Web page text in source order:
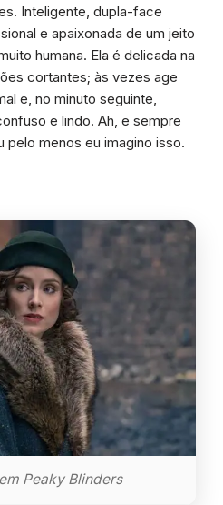
Inteligente, dupla-face
e apaixonada de um jeito
humana. Ela é delicada na
cortantes; às vezes age
e, no minuto seguinte,
e lindo. Ah, e sempre
pelo menos eu imagino isso.
Peaky Blinders